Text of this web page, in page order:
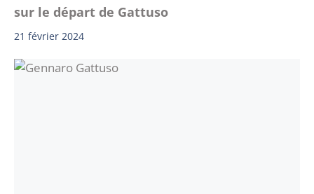
sur le départ de Gattuso
21 février 2024